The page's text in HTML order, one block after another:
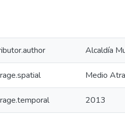
Alcaldía
Medio
2013